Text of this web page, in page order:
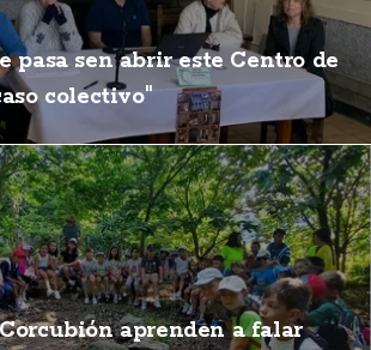
pasa sen abrir este Centro de
colectivo"
aprenden a falar